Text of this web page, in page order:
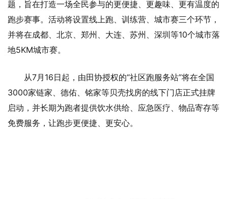
题，旨在打造一场全民参与的更便捷、更趣味、更有温度的
跑步赛事。活动将设置线上跑、训练营、城市赛三个环节，
并将在成都、北京、郑州、大连、苏州、深圳等10个城市落
地5KM城市赛。
从7月16日起，由田协授权的“社区跑服务站”将在全国
3000家链家、德佑、铭家等贝壳找房的线下门店正式挂牌
启动，并长期为跑者提供饮水供给、应急医疗、物品寄存等
免费服务，让跑步更便捷、更安心。